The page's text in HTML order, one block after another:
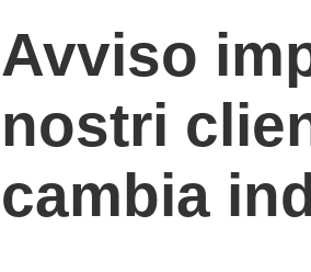
Avviso
nostri
cambia